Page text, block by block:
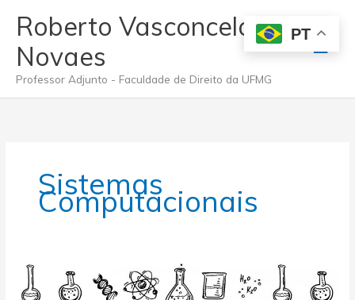
para
conteúdo
Roberto Vasconcelos
Novaes
Professor Adjunto - Faculdade de Direito da UFMG
Sistemas
Computacionais
PT